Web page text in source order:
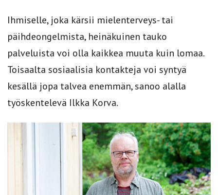
Ihmiselle, joka kärsii mielenterveys- tai
päihdeongelmista, heinäkuinen tauko
palveluista voi olla kaikkea muuta kuin lomaa.
Toisaalta sosiaalisia kontakteja voi syntyä
kesällä jopa talvea enemmän, sanoo alalla
työskentelevä Ilkka Korva.